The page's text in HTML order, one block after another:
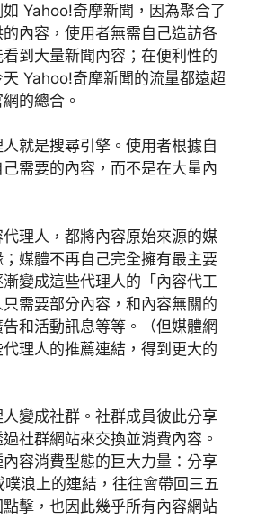
Yahoo!奇摩新聞，因為聚合了
內容，使用者無需自己造訪各
到大量新聞內容；在便利性的
Yahoo!奇摩新聞的流量都遠超
的總合。
就是搜尋引擎。使用者根據自
需要的內容，而不是在大量內
理人，都將內容原始來源的媒
媒體不再自己完全擁有最主要
變成這些代理人的「內容代工
需要部分內容，和內容無關的
和活動訊息等等。（但媒體網
理人的推薦連結，得到更大的
變成社群。社群成員彼此分享
社群網站來交換並消費內容。
容消費型態的巨大力量：分享
浪上的連結，往往會帶回三五
擊，也因此幾乎所有內容網站